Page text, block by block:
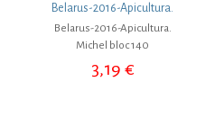
Belarus-2016-Apicultura.
Belarus-2016-Apicultura.
Michel bloc 140
3,19 €